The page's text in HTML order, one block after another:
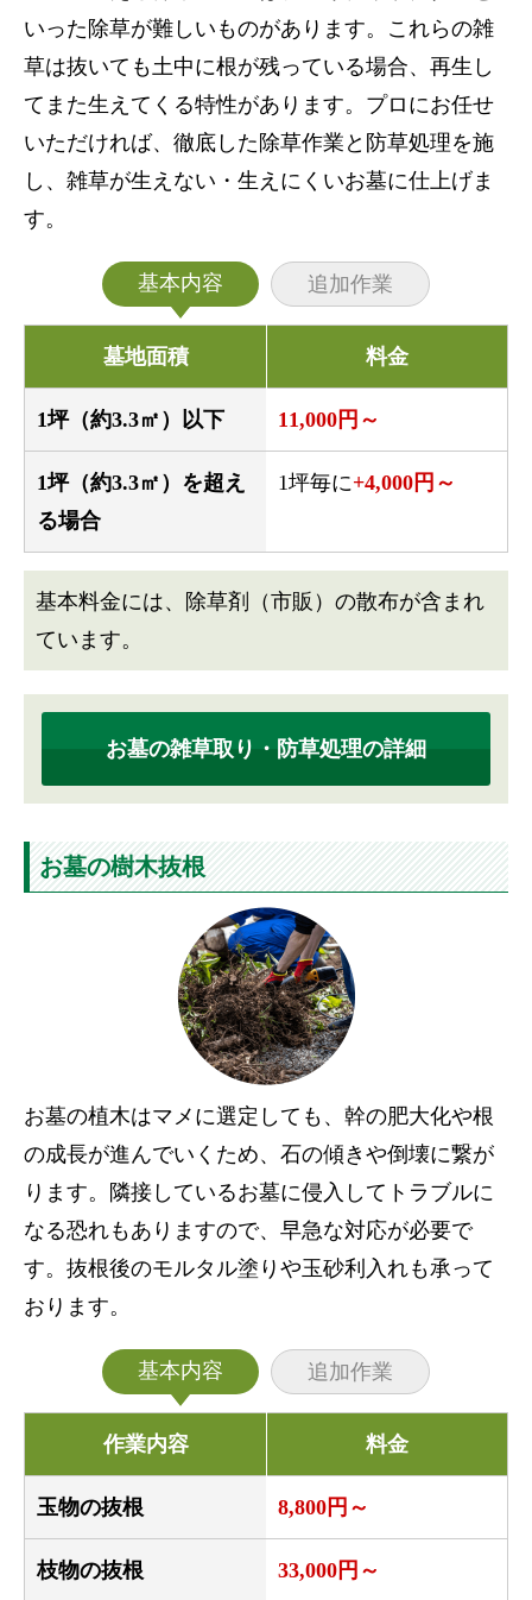
いった除草が難しいものがあります。これらの雑
草は抜いても土中に根が残っている場合、再生し
てまた生えてくる特性があります。プロにお任せ
いただければ、徹底した除草作業と防草処理を施
し、雑草が生えない・生えにくいお墓に仕上げま
す。
基本内容 追加作業
墓地面積 料金
1坪（約3.3㎡）以下 11,000円～
1坪（約3.3㎡）を超え
る場合
1坪毎に+4,000円～
基本料金には、除草剤（市販）の散布が含まれ
ています。
お墓の雑草取り・防草処理の詳細
お墓の樹木抜根
お墓の植木はマメに選定しても、幹の肥大化や根
の成長が進んでいくため、石の傾きや倒壊に繋が
ります。隣接しているお墓に侵入してトラブルに
なる恐れもありますので、早急な対応が必要で
す。抜根後のモルタル塗りや玉砂利入れも承って
おります。
基本内容 追加作業
作業内容 料金
玉物の抜根 8,800円～
枝物の抜根 33,000円～